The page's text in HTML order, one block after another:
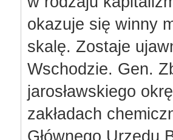
okazuje się winny
skalę. Zostaje
Wschodzie. Gen.
jarosławskiego
zakładach
Głównego Urzędu